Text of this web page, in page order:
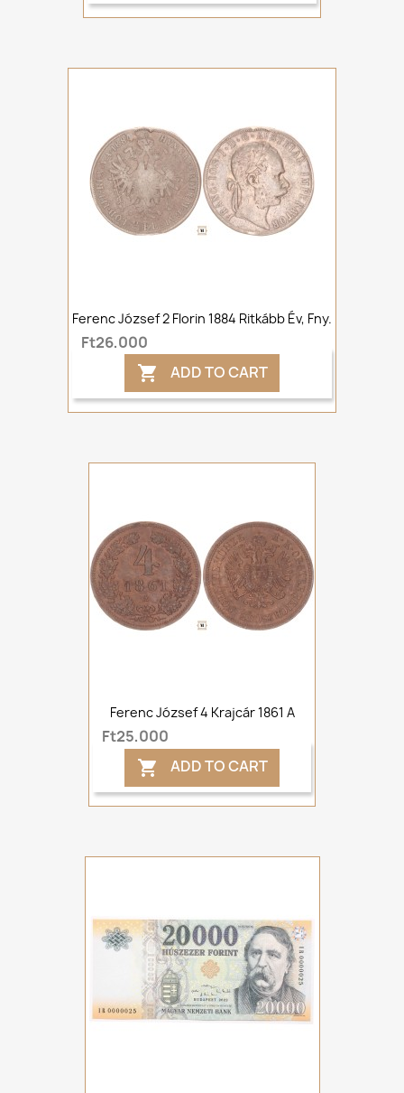
Ferenc József 2 Florin 1884 Ritkább Év, Fny.
Ft26,000
 ADD TO CART
Ferenc József 4 Krajcár 1861 A
Ft25,000
 ADD TO CART